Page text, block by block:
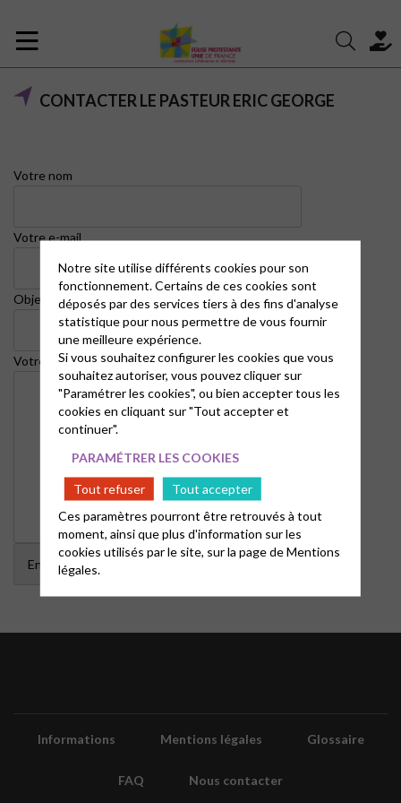
CONTACTER LE PASTEUR ERIC GEORGE
Votre nom
Votre e-mail
Objet
Votre message (facultatif)
Informations Mentions légales Glossaire
FAQ Nous contacter
Notre site utilise différents cookies pour son
fonctionnement. Certains de ces cookies sont
déposés par des services tiers à des fins d'analyse
statistique pour nous permettre de vous fournir
une meilleure expérience.
Si vous souhaitez configurer les cookies que vous
souhaitez autoriser, vous pouvez cliquer sur
"Paramétrer les cookies", ou bien accepter tous les
cookies en cliquant sur "Tout accepter et
continuer".
PARAMÉTRER LES COOKIES
Tout refuser
Tout accepter
Ces paramètres pourront être retrouvés à tout
moment, ainsi que plus d'information sur les
cookies utilisés par le site, sur la page deMentions
légales.